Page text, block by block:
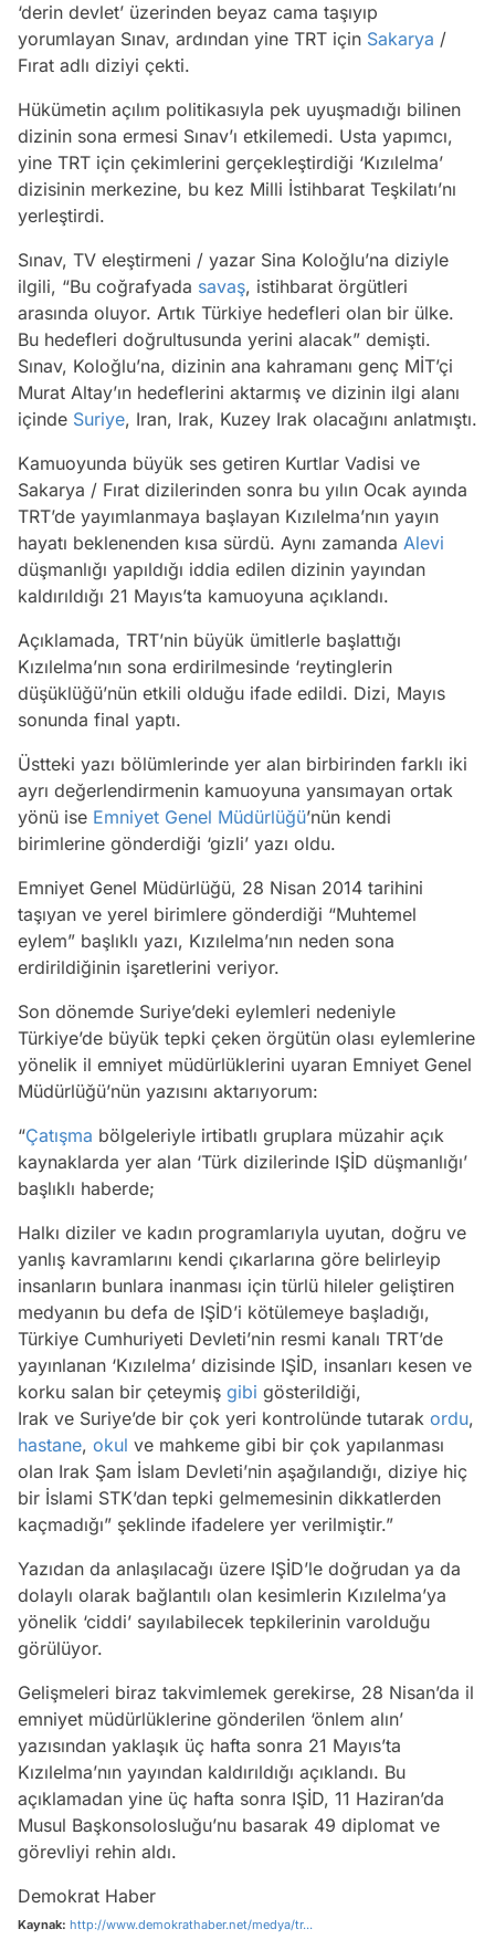
‘derin devlet’ üzerinden beyaz cama taşıyıp
yorumlayan Sınav, ardından yine TRT için Sakarya /
Fırat adlı diziyi çekti.
Hükümetin açılım politikasıyla pek uyuşmadığı bilinen
dizinin sona ermesi Sınav’ı etkilemedi. Usta yapımcı,
yine TRT için çekimlerini gerçekleştirdiği ‘Kızılelma’
dizisinin merkezine, bu kez Milli İstihbarat Teşkilatı’nı
yerleştirdi.
Sınav, TV eleştirmeni / yazar Sina Koloğlu’na diziyle
ilgili, “Bu coğrafyada savaş, istihbarat örgütleri
arasında oluyor. Artık Türkiye hedefleri olan bir ülke.
Bu hedefleri doğrultusunda yerini alacak” demişti.
Sınav, Koloğlu’na, dizinin ana kahramanı genç MİT’çi
Murat Altay’ın hedeflerini aktarmış ve dizinin ilgi alanı
içinde Suriye, Iran, Irak, Kuzey Irak olacağını anlatmıştı.
Kamuoyunda büyük ses getiren Kurtlar Vadisi ve
Sakarya / Fırat dizilerinden sonra bu yılın Ocak ayında
TRT’de yayımlanmaya başlayan Kızılelma’nın yayın
hayatı beklenenden kısa sürdü. Aynı zamanda Alevi
düşmanlığı yapıldığı iddia edilen dizinin yayından
kaldırıldığı 21 Mayıs’ta kamuoyuna açıklandı.
Açıklamada, TRT’nin büyük ümitlerle başlattığı
Kızılelma’nın sona erdirilmesinde ‘reytinglerin
düşüklüğü’nün etkili olduğu ifade edildi. Dizi, Mayıs
sonunda final yaptı.
Üstteki yazı bölümlerinde yer alan birbirinden farklı iki
ayrı değerlendirmenin kamuoyuna yansımayan ortak
yönü ise Emniyet Genel Müdürlüğü’nün kendi
birimlerine gönderdiği ‘gizli’ yazı oldu.
Emniyet Genel Müdürlüğü, 28 Nisan 2014 tarihini
taşıyan ve yerel birimlere gönderdiği “Muhtemel
eylem” başlıklı yazı, Kızılelma’nın neden sona
erdirildiğinin işaretlerini veriyor.
Son dönemde Suriye’deki eylemleri nedeniyle
Türkiye’de büyük tepki çeken örgütün olası eylemlerine
yönelik il emniyet müdürlüklerini uyaran Emniyet Genel
Müdürlüğü’nün yazısını aktarıyorum:
“Çatışma bölgeleriyle irtibatlı gruplara müzahir açık
kaynaklarda yer alan ‘Türk dizilerinde IŞİD düşmanlığı’
başlıklı haberde;
Halkı diziler ve kadın programlarıyla uyutan, doğru ve
yanlış kavramlarını kendi çıkarlarına göre belirleyip
insanların bunlara inanması için türlü hileler geliştiren
medyanın bu defa de IŞİD’i kötülemeye başladığı,
Türkiye Cumhuriyeti Devleti’nin resmi kanalı TRT’de
yayınlanan ‘Kızılelma’ dizisinde IŞİD, insanları kesen ve
korku salan bir çeteymiş gibi gösterildiği,
Irak ve Suriye’de bir çok yeri kontrolünde tutarak ordu,
hastane, okul ve mahkeme gibi bir çok yapılanması
olan Irak Şam İslam Devleti’nin aşağılandığı, diziye hiç
bir İslami STK’dan tepki gelmemesinin dikkatlerden
kaçmadığı” şeklinde ifadelere yer verilmiştir.”
Yazıdan da anlaşılacağı üzere IŞİD’le doğrudan ya da
dolaylı olarak bağlantılı olan kesimlerin Kızılelma’ya
yönelik ‘ciddi’ sayılabilecek tepkilerinin varolduğu
görülüyor.
Gelişmeleri biraz takvimlemek gerekirse, 28 Nisan’da il
emniyet müdürlüklerine gönderilen ‘önlem alın’
yazısından yaklaşık üç hafta sonra 21 Mayıs’ta
Kızılelma’nın yayından kaldırıldığı açıklandı. Bu
açıklamadan yine üç hafta sonra IŞİD, 11 Haziran’da
Musul Başkonsolosluğu’nu basarak 49 diplomat ve
görevliyi rehin aldı.
Demokrat Haber
Kaynak: http://www.demokrathaber.net/medya/tr...